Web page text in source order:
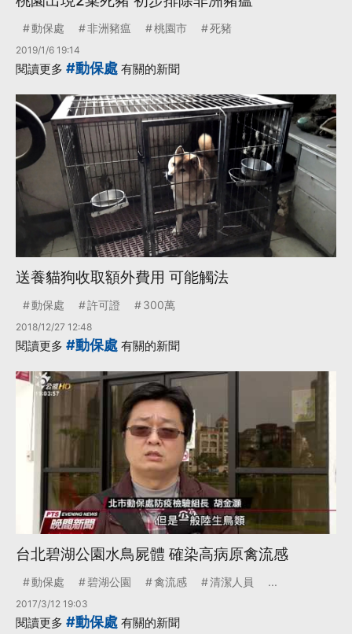
動保處 非洲豬瘟 桃園市 死豬
2019/1/6 19:14
閱讀更多 #動保處 有關的新聞
送養貓狗收取額外費用 可能觸法
動保處 許可證 300萬
2018/12/27 12:48
閱讀更多 #動保處 有關的新聞
台北碧湖公園水鳥屍體 確染高病原禽流感
動保處 碧湖公園 禽流感 清潔人員 ...
2017/3/12 19:03
閱讀更多 #動保處 有關的新聞